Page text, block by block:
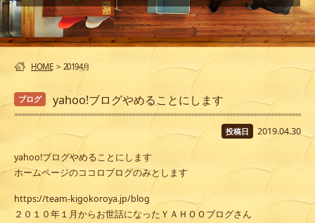
HOME > 20194月
ブログ yahoo!ブログやめることにします
投稿日 2019.04.30
yahoo!ブログやめることにします
ホームページのココロブログのみとします
https://team-kigokoroya.jp/blog
２０１０年１月からお世話になったＹＡＨＯＯブログさん